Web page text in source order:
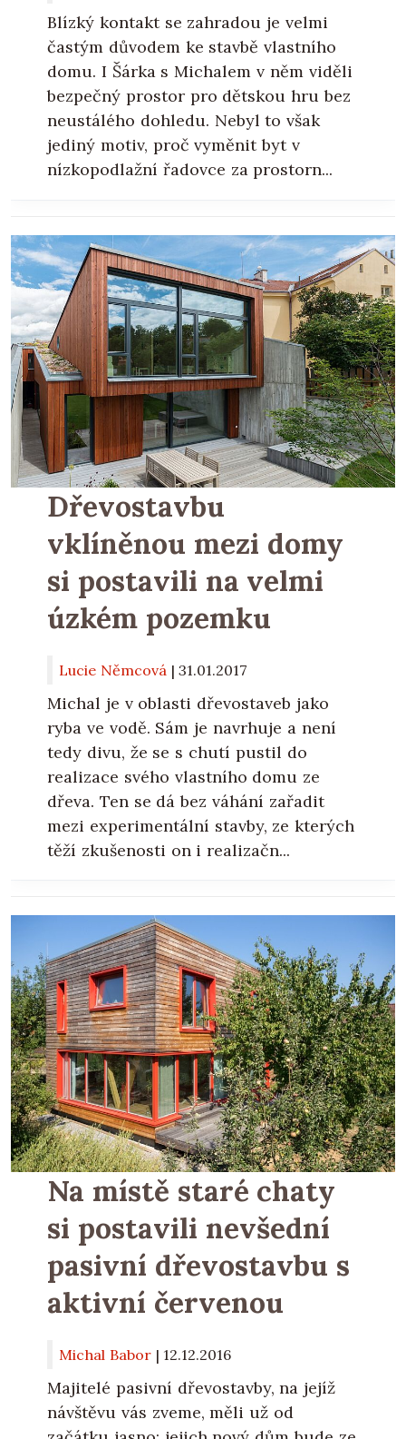
Blízký kontakt se zahradou je velmi
častým důvodem ke stavbě vlastního
domu. I Šárka s Michalem v něm viděli
bezpečný prostor pro dětskou hru bez
neustálého dohledu. Nebyl to však
jediný motiv, proč vyměnit byt v
nízkopodlažní řadovce za prostorn...
Dřevostavbu
vklíněnou mezi domy
si postavili na velmi
úzkém pozemku
Lucie Němcová |31.01.2017
Michal je v oblasti dřevostaveb jako
ryba ve vodě. Sám je navrhuje a není
tedy divu, že se s chutí pustil do
realizace svého vlastního domu ze
dřeva. Ten se dá bez váhání zařadit
mezi experimentální stavby, ze kterých
těží zkušenosti on i realizačn...
Na místě staré chaty
si postavili nevšední
pasivní dřevostavbu s
aktivní červenou
Michal Babor | 12.12.2016
Majitelé pasivní dřevostavby, na jejíž
návštěvu vás zveme, měli už od